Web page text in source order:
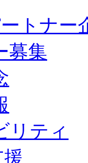
トナー
募集
リティ